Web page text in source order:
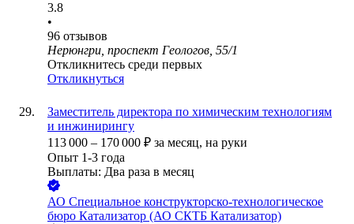
3.8
•
96 отзывов
Нерюнгри, проспект Геологов, 55/1
Откликнитесь среди первых
Откликнуться
Заместитель директора по химическим технологиям
и инжинирингу
113 000 – 170 000 ₽ за месяц, на руки
Опыт 1-3 года
Выплаты: Два раза в месяц
АО Специальное конструкторско-технологическое
бюро Катализатор (АО СКТБ Катализатор)